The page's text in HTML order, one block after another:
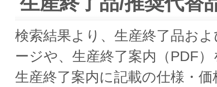
検索結果より、生産終了品お
ージや、生産終了案内（PDF
生産終了案内に記載の仕様・